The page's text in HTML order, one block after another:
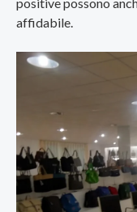
affidabile.